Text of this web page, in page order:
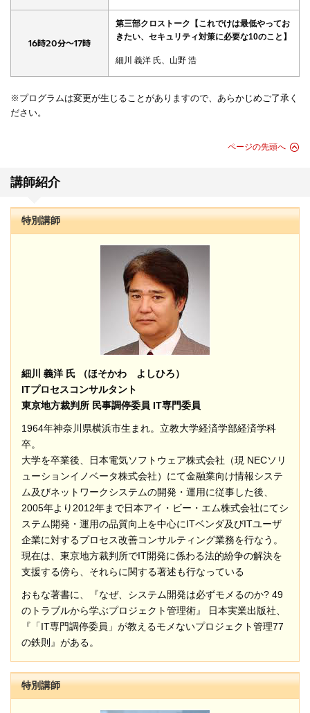
16時20分～17時
第三部クロストーク【これでけは最低やってお
きたい、セキュリティ対策に必要な10のこと】
細川 義洋 氏、山野 浩
※プログラムは変更が生じることがありますので、あらかじめご了承く
ださい。
ページの先頭へ
講師紹介
特別講師
細川 義洋 氏 （ほそかわ よしひろ）
ITプロセスコンサルタント
東京地方裁判所 民事調停委員 IT専門委員
1964年神奈川県横浜市生まれ。立教大学経済学部経済学科
卒。
大学を卒業後、日本電気ソフトウェア株式会社（現 NECソリ
ューションイノベータ株式会社）にて金融業向け情報システ
ム及びネットワークシステムの開発・運用に従事した後、
2005年より2012年まで日本アイ・ビー・エム株式会社にてシ
ステム開発・運用の品質向上を中心にITベンダ及びITユーザ
企業に対するプロセス改善コンサルティング業務を行なう。
現在は、東京地方裁判所でIT開発に係わる法的紛争の解決を
支援する傍ら、それらに関する著述も行なっている
おもな著書に、『なぜ、システム開発は必ずモメるのか? 49
のトラブルから学ぶプロジェクト管理術』 日本実業出版社、
『「IT専門調停委員」が教えるモメないプロジェクト管理77
の鉄則』がある。
特別講師